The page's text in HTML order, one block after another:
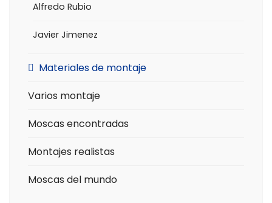
Alfredo Rubio
Javier Jimenez
Materiales de montaje
Varios montaje
Moscas encontradas
Montajes realistas
Moscas del mundo